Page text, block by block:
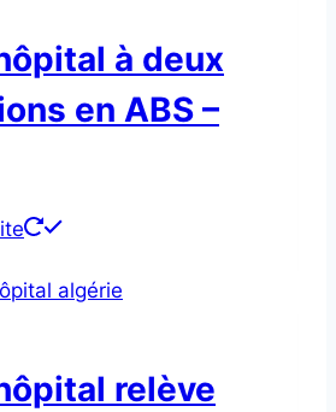
à deux
en ABS –
relève